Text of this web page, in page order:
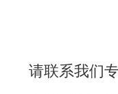
请联系我们